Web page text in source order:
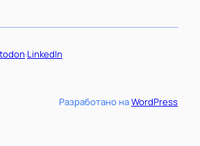
·LinkedIn
Разработано наWordPress